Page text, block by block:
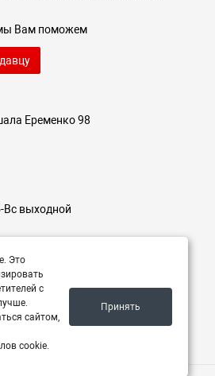
Вам поможем
Еременко 98
Вс выходной
Это
с
сайтом,
cookie.
Принять